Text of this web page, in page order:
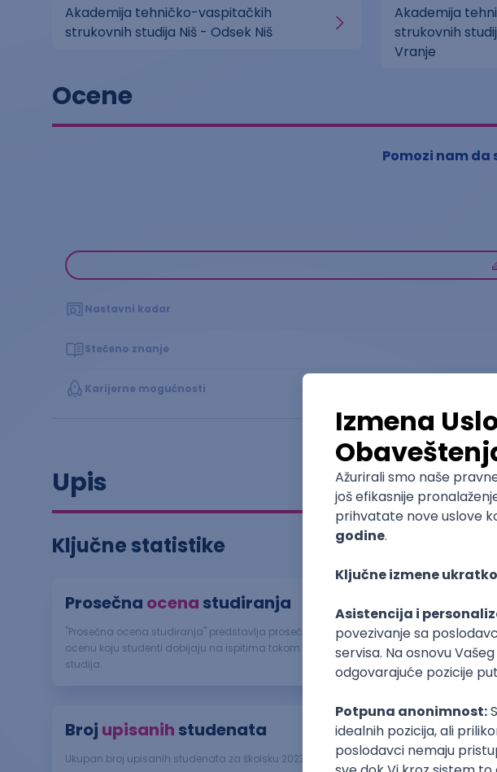
Akademija tehničko-vaspitačkih
strukovnih studija Niš - Odsek Niš
Akademija
strukovnih
Vranje
Ocene
Pomozi nam
Nastavni kadar
Stečeno znanje
Karijerne mogućnosti
Upis
Ključne statistike
Prosečna ocenastudiranja
"Prosečna ocena studiranja" predstavlja prosečnu
ocenu koju studenti dobijaju na ispitima tokom
studija.
Broj upisanihstudenata
Ukupan broj upisanih studenata za školsku 2023 godinu je bio 1,860, od čega: